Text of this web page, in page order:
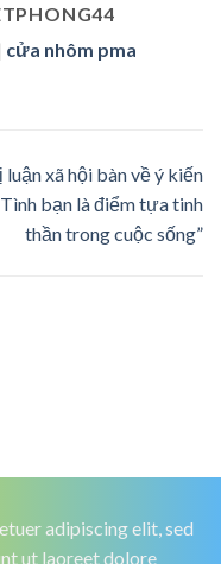
cửa nhôm pma
luận xã hội bàn về ý kiến
bạn là điểm tựa tinh
thần trong cuộc sống”
adipiscing elit, sed
ut laoreet dolore